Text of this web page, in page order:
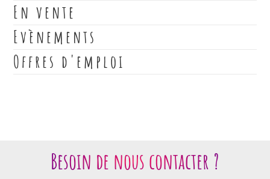
En vente
Evènements
Offres d'emploi
Besoin de nous contacter ?